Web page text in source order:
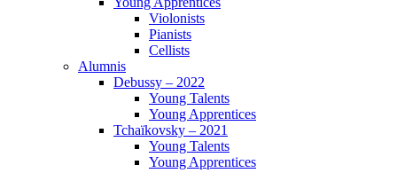
Violonists
Pianists
Cellists
Alumnis
Debussy – 2022
Young Talents
Young Apprentices
Tchaïkovsky – 2021
Young Talents
Young Apprentices